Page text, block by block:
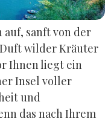
auf, sanft von der
wilder Kräuter
Ihnen liegt ein
Insel voller
und
das nach Ihrem